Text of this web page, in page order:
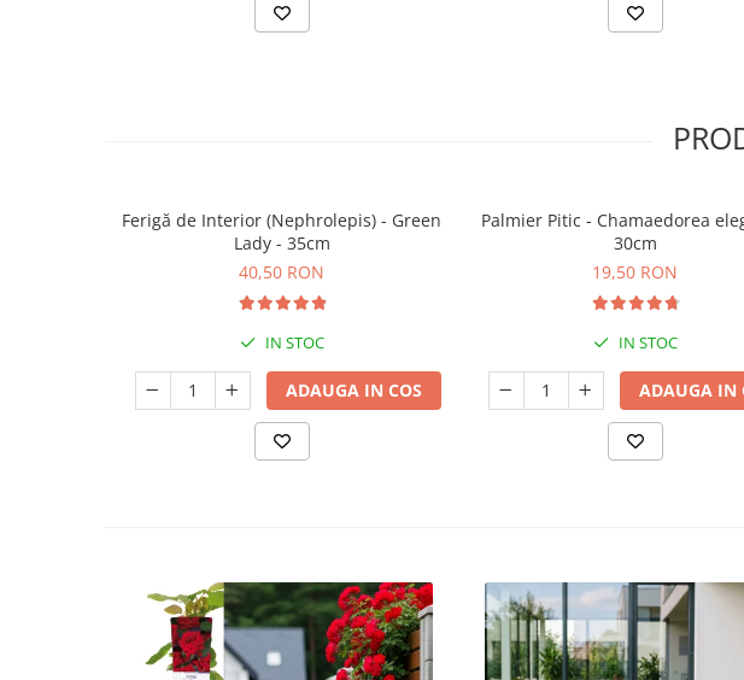
Ferigă de Interior (Nephrolepis) - Green
Lady - 35cm
40,50 RON
IN STOC
ADAUGA IN COS
Palmier Pitic - Chamaedorea
30cm
19,50 RON
IN STOC
ADAUGA IN